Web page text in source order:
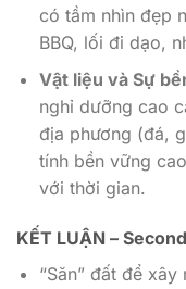
có tầm nhìn đẹp
BBQ, lối đi dạo,
Vật liệu và Sự
nghỉ dưỡng cao
địa phương (đá,
tính bền vững
với thời gian.
KẾT LUẬN –
“Săn” đất để